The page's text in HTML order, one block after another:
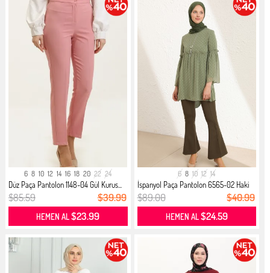
6 8 10 12 14 16 18 20 22 24
Düz Paça Pantolon 1148-04 Gül Kurus...
$85.59 $39.99
HEMEN AL$23.99
6 8 10 12 14
İspanyol Paça Pantolon 6565-02 Haki
$89.00 $40.99
HEMEN AL$24.59